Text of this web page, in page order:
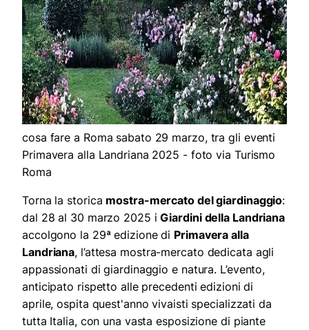
cosa fare a Roma sabato 29 marzo, tra gli eventi
Primavera alla Landriana 2025 - foto via Turismo
Roma
Torna la storica mostra-mercato del giardinaggio:
dal 28 al 30 marzo 2025 iGiardini della Landriana
accolgono la 29ª edizione di Primavera alla
Landriana, l’attesa mostra-mercato dedicata agli
appassionati di giardinaggio e natura. L’evento,
anticipato rispetto alle precedenti edizioni di
aprile, ospita quest'anno vivaisti specializzati da
tutta Italia, con una vasta esposizione di piante